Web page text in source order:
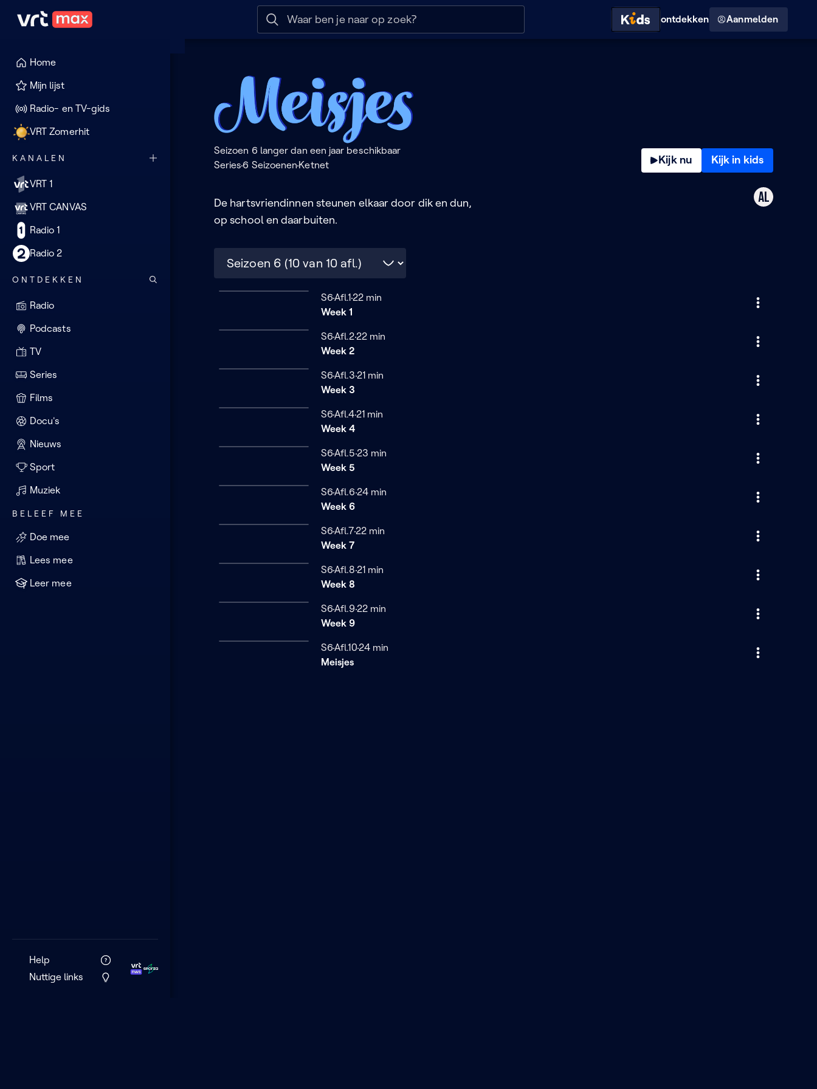
Naar hoofdinhoud Naar help Hoog contrast modus
ontdekken Aanmelden
Home
Mijn lijst
Radio- en TV-gids
VRT Zomerhit
KANALEN
VRT 1
VRT CANVAS
Radio 1
Radio 2
ONTDEKKEN
Radio
Podcasts
TV
Series
Films
Docu's
Nieuws
Sport
Muziek
BELEEF MEE
Doe mee
Lees mee
Leer mee
Help
Nuttige links
Meisjes
Seizoen 6 langer dan een jaar beschikbaar
Series6 Seizoenen Ketnet Kijk nu Kijk in kids
De hartsvriendinnen steunen elkaar door dik en dun,
op school en daarbuiten.
Seizoen 6
S6Afl.1 22 minuten
22 min
Week 1
Seizoen 6
S6Afl.222 minuten
22 min
Week 2
Seizoen 6
S6Afl.3 21 minuten
21 min
Week 3
Seizoen 6
S6Afl.421 minuten
21 min
Week 4
Seizoen 6
S6Afl.5 23 minuten
23 min
Week 5
Seizoen 6
S6Afl.6 24 minuten
24 min
Week 6
Seizoen 6
S6Afl.722 minuten
22 min
Week 7
Seizoen 6
S6Afl.8 21 minuten
21 min
Week 8
Seizoen 6
S6Afl.9 22 minuten
22 min
Week 9
Seizoen 6
S6Afl.1024 minuten
24 min
Meisjes